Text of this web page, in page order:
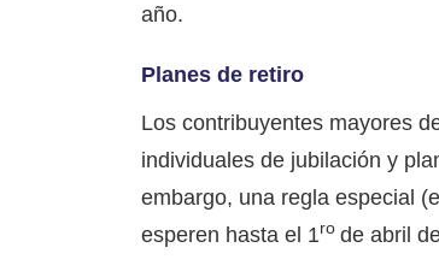
año.
Planes de retiro
Los contribuyentes mayores
individuales de jubilación y
embargo, una regla especial
esperen hasta el 1ro de abril